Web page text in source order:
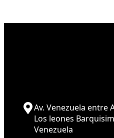
Av. Venezuela entre
Los leones
Venezuela